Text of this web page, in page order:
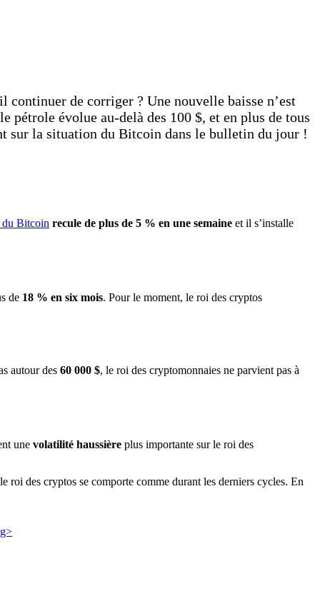
continuer de corriger ? Une nouvelle baisse n’est
pétrole évolue au-delà des 100 $, et en plus de tous
sur la situation du Bitcoin dans le bulletin du jour !
du Bitcoin recule de plus de 5 % en une semaine et il s’installe
de 18 % en six mois. Pour le moment, le roi des cryptos
autour des 60 000 $, le roi des cryptomonnaies ne parvient pas à
une volatilité haussière plus importante sur le roi des
roi des cryptos se comporte comme durant les derniers cycles. En